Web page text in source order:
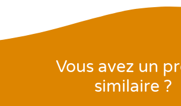
Vous avez un
similaire ?